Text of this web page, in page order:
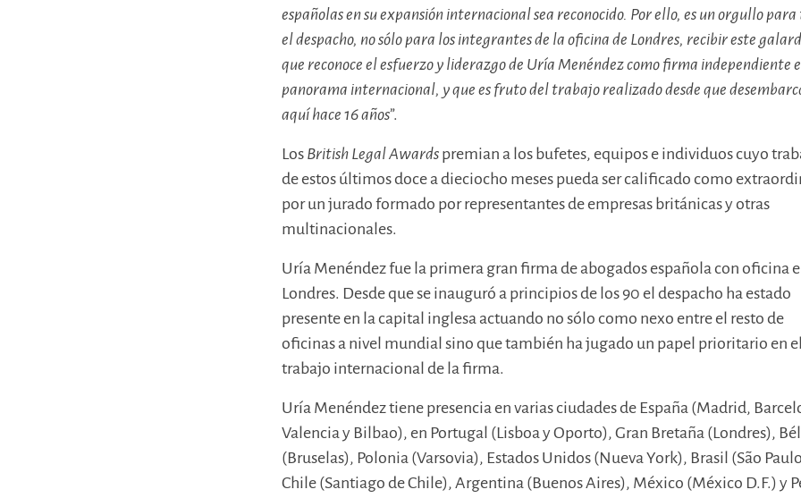
españolas en su expansión internacional sea reconocido. Por ello, es un orgullo para
el despacho, no sólo para los integrantes de la oficina de Londres, recibir este
que reconoce el esfuerzo y liderazgo de Uría Menéndez como firma independiente
panorama internacional, y que es fruto del trabajo realizado desde que
aquí hace 16 años”.
Los British Legal Awards premian a los bufetes, equipos e individuos cuyo
de estos últimos doce a dieciocho meses pueda ser calificado como
por un jurado formado por representantes de empresas británicas y otras
multinacionales.
Uría Menéndez fue la primera gran firma de abogados española con oficina
Londres. Desde que se inauguró a principios de los 90 el despacho ha estado
presente en la capital inglesa actuando no sólo como nexo entre el resto de
oficinas a nivel mundial sino que también ha jugado un papel prioritario en el
trabajo internacional de la firma.
Uría Menéndez tiene presencia en varias ciudades de España (Madrid,
Valencia y Bilbao), en Portugal (Lisboa y Oporto), Gran Bretaña (Londres),
(Bruselas), Polonia (Varsovia), Estados Unidos (Nueva York), Brasil (São
Chile (Santiago de Chile), Argentina (Buenos Aires), México (México D.F.) y